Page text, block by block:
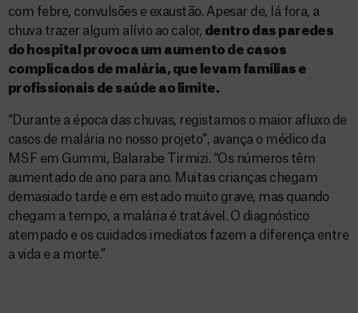
com febre, convulsões e exaustão. Apesar de, lá fora, a
chuva trazer algum alívio ao calor, dentro das paredes
do hospital provoca um aumento de casos
complicados de malária, que levam famílias e
profissionais de saúde ao limite.
“Durante a época das chuvas, registamos o maior afluxo de
casos de malária no nosso projeto”, avança o médico da
MSF em Gummi, Balarabe Tirmizi. “Os números têm
aumentado de ano para ano. Muitas crianças chegam
demasiado tarde e em estado muito grave, mas quando
chegam a tempo, a malária é tratável. O diagnóstico
atempado e os cuidados imediatos fazem a diferença entre
a vida e a morte.”